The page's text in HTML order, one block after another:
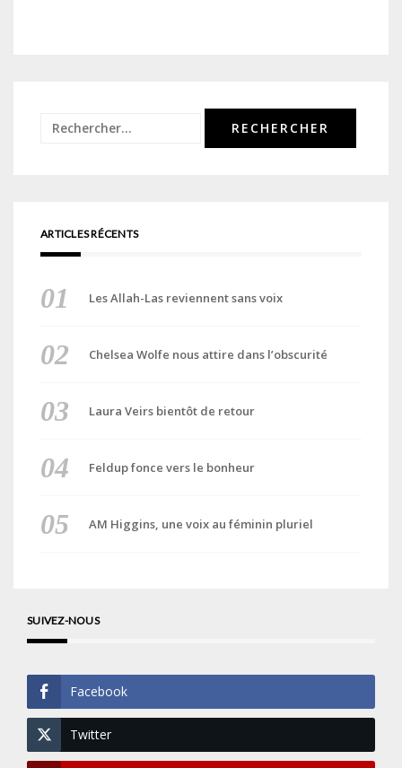
Rechercher :
ARTICLES RÉCENTS
Les Allah-Las reviennent sans voix
Chelsea Wolfe nous attire dans l’obscurité
Laura Veirs bientôt de retour
Feldup fonce vers le bonheur
AM Higgins, une voix au féminin pluriel
SUIVEZ-NOUS
Facebook
Twitter